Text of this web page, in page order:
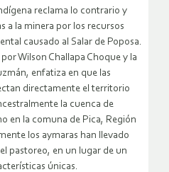
reclama lo contrario y
a la minera por los recursos
causado al Salar de Poposa.
Wilson Challapa Choque y la
enfatiza en que las
directamente el territorio
la cuenca de
en la comuna de Pica, Región
los aymaras han llevado
pastoreo, en un lugar de un
únicas.